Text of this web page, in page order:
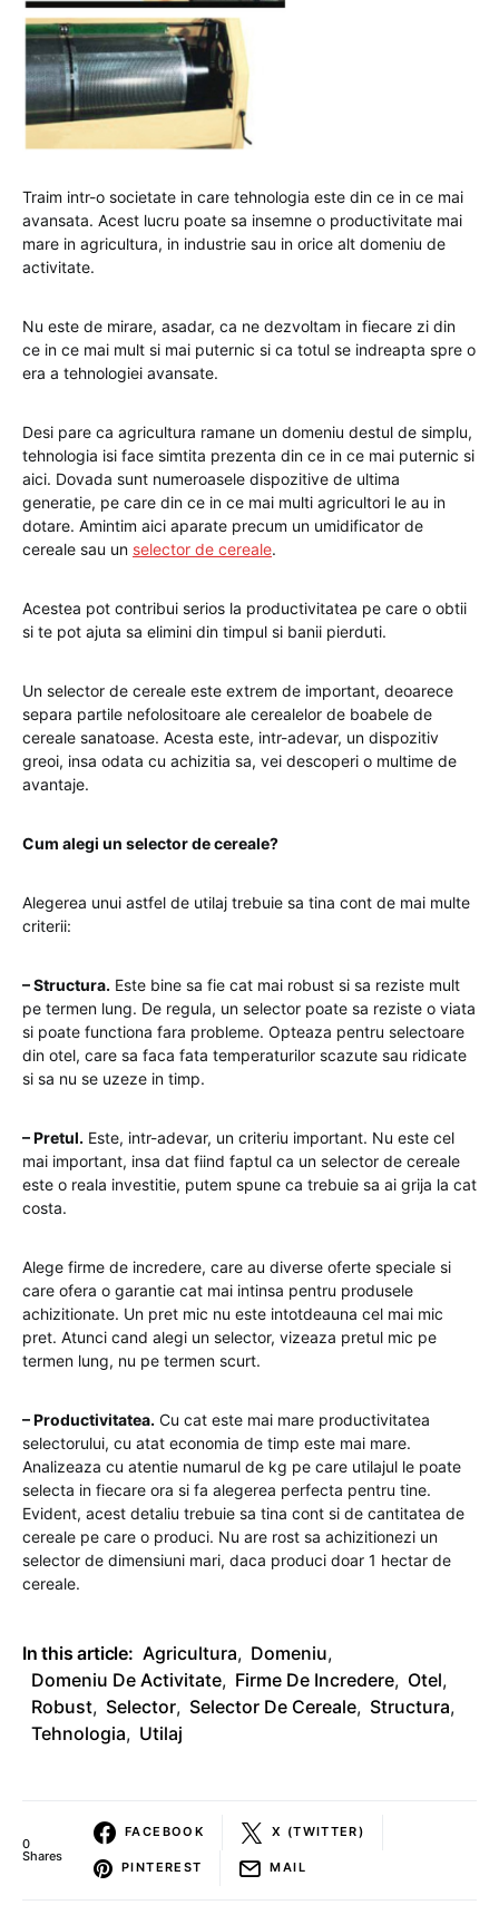
Traim intr-o societate in care tehnologia este din ce in ce mai
avansata. Acest lucru poate sa insemne o productivitate mai
mare in agricultura, in industrie sau in orice alt domeniu de
activitate.
Nu este de mirare, asadar, ca ne dezvoltam in fiecare zi din
ce in ce mai mult si mai puternic si ca totul se indreapta spre o
era a tehnologiei avansate.
Desi pare ca agricultura ramane un domeniu destul de simplu,
tehnologia isi face simtita prezenta din ce in ce mai puternic si
aici. Dovada sunt numeroasele dispozitive de ultima
generatie, pe care din ce in ce mai multi agricultori le au in
dotare. Amintim aici aparate precum un umidificator de
cereale sau un selector de cereale.
Acestea pot contribui serios la productivitatea pe care o obtii
si te pot ajuta sa elimini din timpul si banii pierduti.
Un selector de cereale este extrem de important, deoarece
separa partile nefolositoare ale cerealelor de boabele de
cereale sanatoase. Acesta este, intr-adevar, un dispozitiv
greoi, insa odata cu achizitia sa, vei descoperi o multime de
avantaje.
Cum alegi un selector de cereale?
Alegerea unui astfel de utilaj trebuie sa tina cont de mai multe
criterii:
– Structura. Este bine sa fie cat mai robust si sa reziste mult
pe termen lung. De regula, un selector poate sa reziste o viata
si poate functiona fara probleme. Opteaza pentru selectoare
din otel, care sa faca fata temperaturilor scazute sau ridicate
si sa nu se uzeze in timp.
– Pretul. Este, intr-adevar, un criteriu important. Nu este cel
mai important, insa dat fiind faptul ca un selector de cereale
este o reala investitie, putem spune ca trebuie sa ai grija la cat
costa.
Alege firme de incredere, care au diverse oferte speciale si
care ofera o garantie cat mai intinsa pentru produsele
achizitionate. Un pret mic nu este intotdeauna cel mai mic
pret. Atunci cand alegi un selector, vizeaza pretul mic pe
termen lung, nu pe termen scurt.
– Productivitatea. Cu cat este mai mare productivitatea
selectorului, cu atat economia de timp este mai mare.
Analizeaza cu atentie numarul de kg pe care utilajul le poate
selecta in fiecare ora si fa alegerea perfecta pentru tine.
Evident, acest detaliu trebuie sa tina cont si de cantitatea de
cereale pe care o produci. Nu are rost sa achizitionezi un
selector de dimensiuni mari, daca produci doar 1 hectar de
cereale.
In this article: Agricultura, Domeniu,
Domeniu De Activitate, Firme De Incredere, Otel,
Robust, Selector, Selector De Cereale, Structura,
Tehnologia, Utilaj
0
Shares
FACEBOOK X (TWITTER)
PINTEREST MAIL